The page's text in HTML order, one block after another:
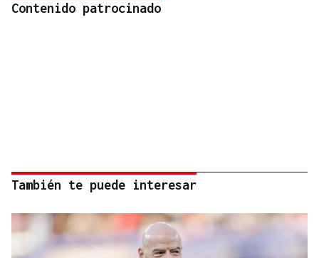
Contenido patrocinado
También te puede interesar